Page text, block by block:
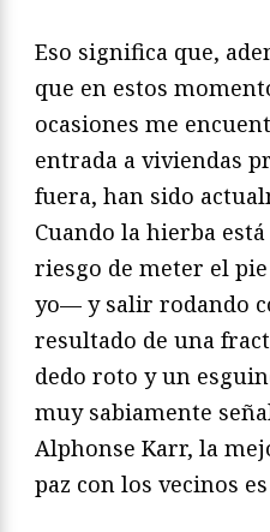
Eso significa que,
que en estos
ocasiones me
entrada a viviendas
fuera, han sido
Cuando la hierba
riesgo de meter el
yo— y salir rodando
resultado de una
dedo roto y un
muy sabiamente
Alphonse Karr, la
paz con los vecinos